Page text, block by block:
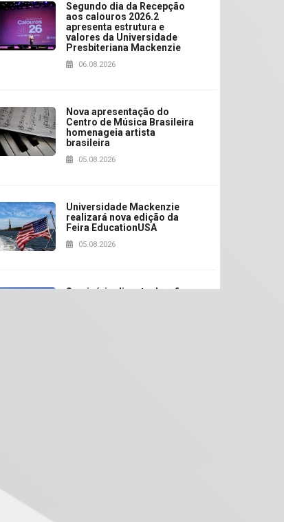
Segundo dia da Recepção
aos calouros 2026.2
apresenta estrutura e
valores da Universidade
Presbiteriana Mackenzie
06.08.2026
Nova apresentação do
Centro de Música Brasileira
homenageia artista
brasileira
05.08.2026
Universidade Mackenzie
realizará nova edição da
Feira EducationUSA
05.08.2026
Seminário discute desafios